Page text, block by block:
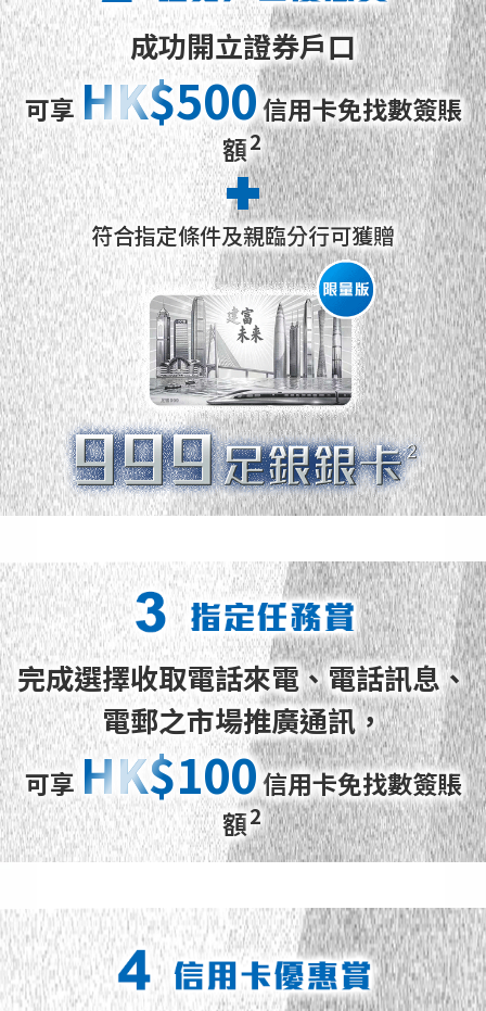
成功開立證券戶口
可享 HK$500
HK$500信用卡免找數簽賬
額2
符合指定條件及親臨分行可獲贈
完成選擇收取電話來電、電話訊息、
電郵之市場推廣通訊，
可享 HK$100
HK$100信用卡免找數簽賬
額2